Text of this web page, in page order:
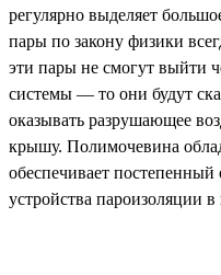
регулярно выделяет
пары по закону физики
эти пары не смогут выйти
системы — то они будут
оказывать разрушающее
крышу. Полимочевина
обеспечивает постепенный
устройства пароизоляции